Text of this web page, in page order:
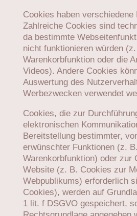
Cookies haben verschiedene
Zahlreiche Cookies sind
da bestimmte
nicht funktionieren würden
Warenkorbfunktion oder die
Videos). Andere Cookies
Auswertung des
Werbezwecken verwendet
Cookies, die zur
elektronischen
Bereitstellung bestimmter,
erwünschter Funktionen (z.
Warenkorbfunktion) oder zur
Website (z. B. Cookies zur
Webpublikums) erforderlich
Cookies), werden auf
1 lit. f DSGVO gespeichert,